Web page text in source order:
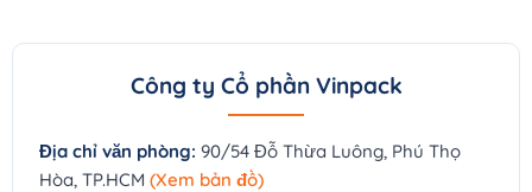
Công ty Cổ phần Vinpack
Địa chỉ văn phòng: 90/54 Đỗ Thừa Luông, Phú Thọ
Hòa, TP.HCM (Xem bản đồ)